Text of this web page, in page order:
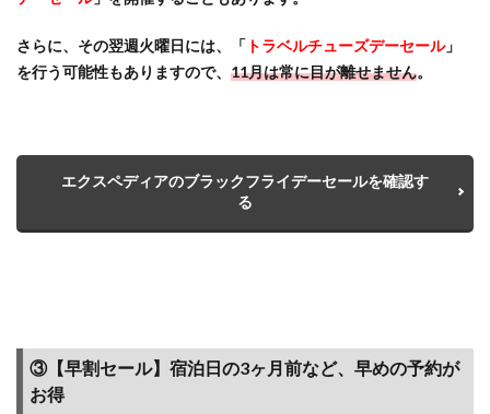
のみ、
ツアー
時予
約）、
手数
料が
無料
さらに、その翌週火曜日には、「 トラベルチューズデーセール」
を行う可能性もありますので、 11月は常に目が離せません。
エクスペディアのブラックフライデーセールを確認す
る
③【早割セール】宿泊日の3ヶ月前など、早めの予約が
お得